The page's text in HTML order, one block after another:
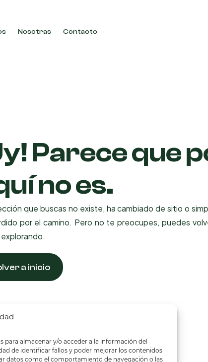
para almacenar y/o acceder a la información del
de identificar fallos y poder mejorar los contenidos
datos como el comportamiento de navegación o las
Nosotras Contacto
Parece que
no es.
que buscas no existe, ha cambiado de sitio o
por el camino. Pero no te preocupes, puedes
a inicio